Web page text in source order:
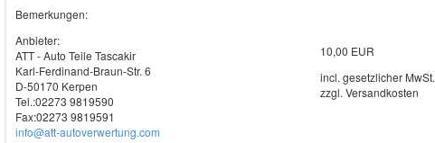
Bemerkungen:
Anbieter:
ATT - Auto Teile Tascakir
Karl-Ferdinand-Braun-Str. 6
D-50170 Kerpen
Tel.:02273 9819590
Fax:02273 9819591
info@att-autoverwertung.com
10,00 EUR
incl. gesetzlicher MwSt.
zzgl. Versandkosten